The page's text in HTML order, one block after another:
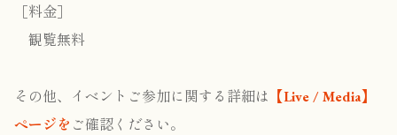
［料金］
観覧無料
その他、イベントご参加に関する詳細は 【Live / Media】
ページを ご確認ください。